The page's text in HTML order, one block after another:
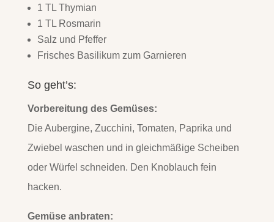
1 TL Thymian
1 TL Rosmarin
Salz und Pfeffer
Frisches Basilikum zum Garnieren
So geht’s:
Vorbereitung des Gemüses:
Die Aubergine, Zucchini, Tomaten, Paprika und
Zwiebel waschen und in gleichmäßige Scheiben
oder Würfel schneiden. Den Knoblauch fein
hacken.
Gemüse anbraten: